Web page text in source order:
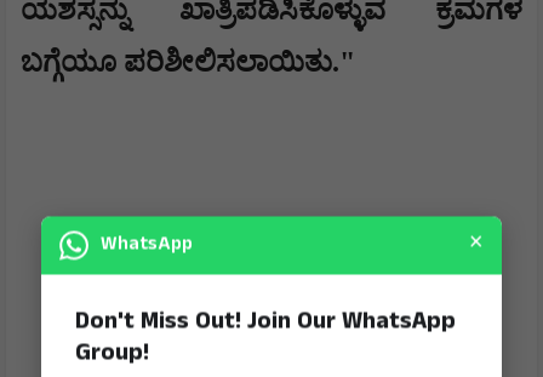
ಯಶಸ್ಸನ್ನು ಖಾತ್ರಿಪಡಿಸಿಕೊಳ್ಳುವ ಕ್ರಮಗಳ
ಬಗ್ಗೆಯೂ ಪರಿಶೀಲಿಸಲಾಯಿತು."
WhatsApp ×
Don't Miss Out! Join Our WhatsApp
Group!